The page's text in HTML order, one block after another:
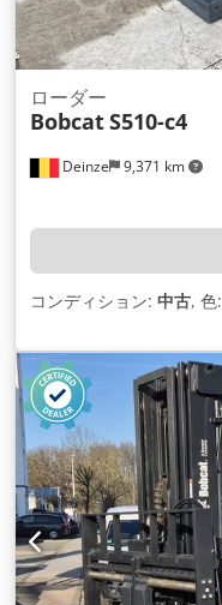
Deinze 9,371 km
ローダー
BobcatS510-c4
コンディション: 中古, 色: